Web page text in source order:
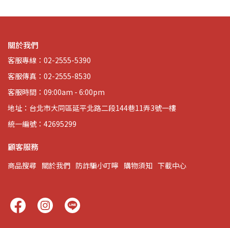
關於我們
客服專線：02-2555-5390
客服傳真：02-2555-8530
客服時間：09:00am - 6:00pm
地址：台北市大同區延平北路二段144巷11弄3號一樓
統一編號：42695299
顧客服務
商品搜尋 關於我們 防詐騙小叮嚀 購物須知 下載中心